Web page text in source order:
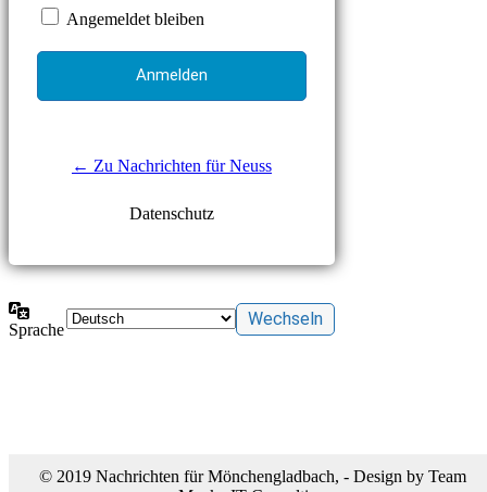
Angemeldet bleiben
← Zu Nachrichten für Neuss
Datenschutz
Sprache
© 2019 Nachrichten für Mönchengladbach, - Design by Team